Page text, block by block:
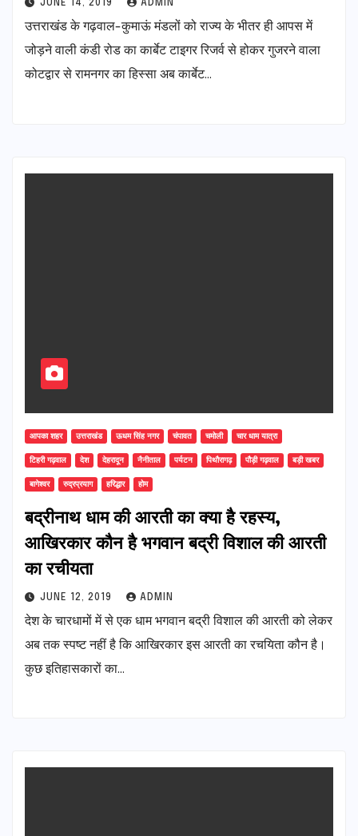
JUNE 14, 2019 ADMIN
उत्तराखंड के गढ़वाल-कुमाऊं मंडलों को राज्य के भीतर ही आपस में
जोड़ने वाली कंडी रोड का कार्बेट टाइगर रिजर्व से होकर गुजरने वाला
कोटद्वार से रामनगर का हिस्सा अब कार्बेट…
आपका शहर उत्तराखंड ऊधम सिंह नगर चंपावत चमोली चार धाम यात्रा
टिहरी गढ़वाल देश देहरादून नैनीताल पर्यटन पिथौरागढ़ पौड़ी गढ़वाल बड़ी खबर
बागेश्वर रुद्रप्रयाग हरिद्धार होम
बद्रीनाथ धाम की आरती का क्या है रहस्य,
आखिरकार कौन है भगवान बद्री विशाल की आरती
का रचीयता
JUNE 12, 2019 ADMIN
देश के चारधामों में से एक धाम भगवान बद्री विशाल की आरती को लेकर
अब तक स्पष्ट नहीं है कि आखिरकार इस आरती का रचयिता कौन है।
कुछ इतिहासकारों का…